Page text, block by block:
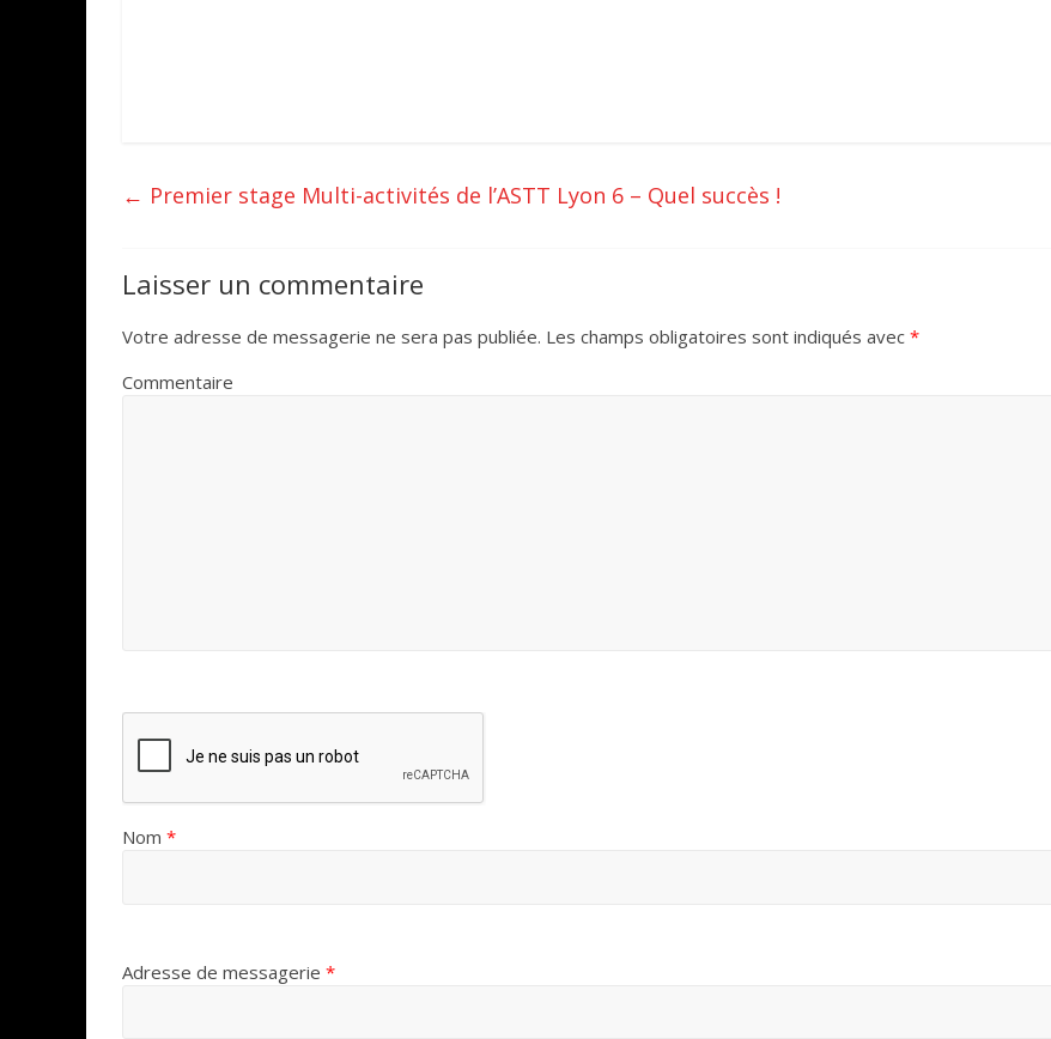
← Premier stage Multi-activités de l’ASTT Lyon 6 – Quel succès !
Laisser un commentaire
Votre adresse de messagerie ne sera pas publiée. Les champs obligatoires sont indiqués avec *
Commentaire
Nom *
Adresse de messagerie *